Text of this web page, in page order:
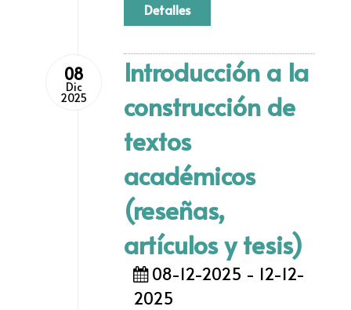
Detalles
08
Dic
2025
Introducción a la
construcción de
textos
académicos
(reseñas,
artículos y tesis)
08-12-2025 - 12-12-
2025